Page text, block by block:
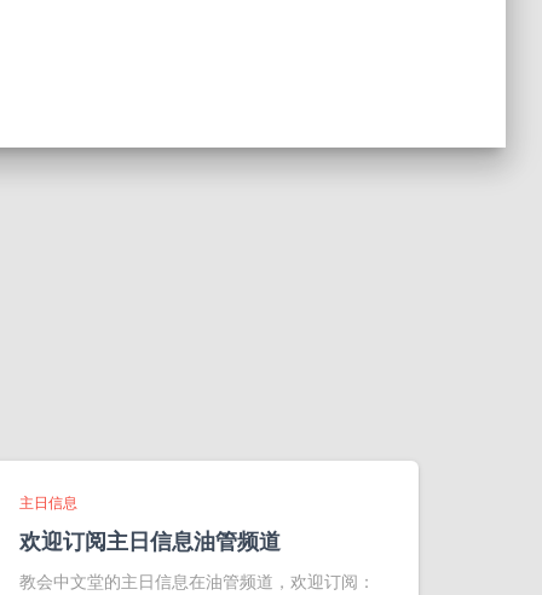
主日信息
欢迎订阅主日信息油管频道
教会中文堂的主日信息在油管频道，欢迎订阅：